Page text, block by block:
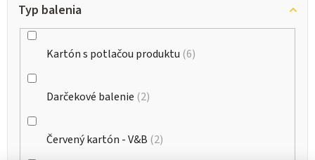
Typ balenia
Kartón s potlačou produktu 6
Darčekové balenie 2
Červený kartón - V&B 2